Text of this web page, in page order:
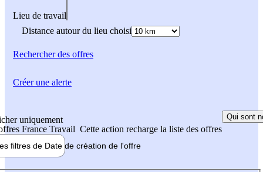
Lieu de travail
Distance autour du lieu choisi
Rechercherdes offres
uniquement
France Travail Cette action recharge la liste des offres
Qui sont
filtres de Date de création de l'offre
Créer une alerte